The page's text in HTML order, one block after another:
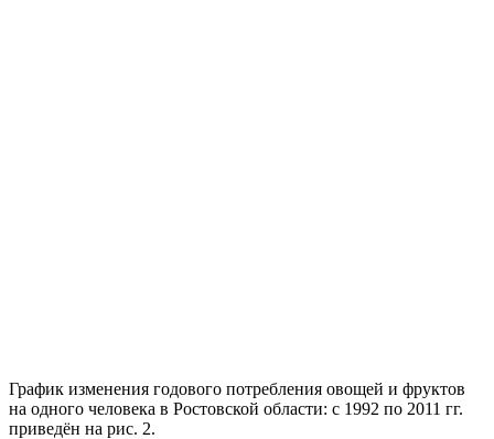
График изменения годового потребления овощей и фруктов
на одного человека в Ростовской области: с 1992 по 2011 гг.
приведён на рис. 2.